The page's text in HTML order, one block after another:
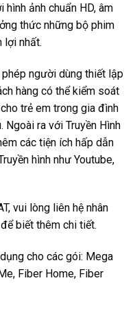
ảnh chuẩn HD, âm
thức những bộ phim
lợi nhất.
người dùng thiết lập
hàng có thể kiểm soát
trẻ em trong gia đình
Ngoài ra với Truyền Hình
các tiện ích hấp dẫn
hình như Youtube,
vui lòng liên hệ nhân
biết thêm chi tiết.
cho các gói: Mega
Fiber Home, Fiber